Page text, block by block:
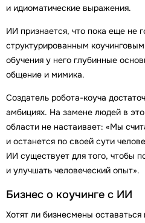
и идиоматические выражения.
ИИ признается, что пока еще не
структурированным
обучения у него глубинные
общение и мимика.
Создатель робота-коуча
амбициях. На замене людей в
области не настаивает: «Мы
и останется по своей сути
ИИ существует для того, чтобы
и улучшать человеческий опыт».
Бизнес о коучинге с ИИ
Хотят ли бизнесмены